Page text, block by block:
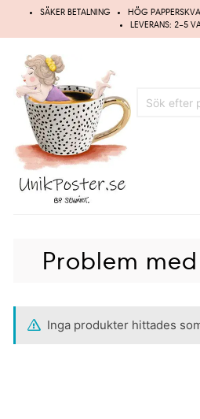
Hoppa
SÄKER BETALNING HÖG
LEVERANS: 2–5
Problem
Inga produkter hittades